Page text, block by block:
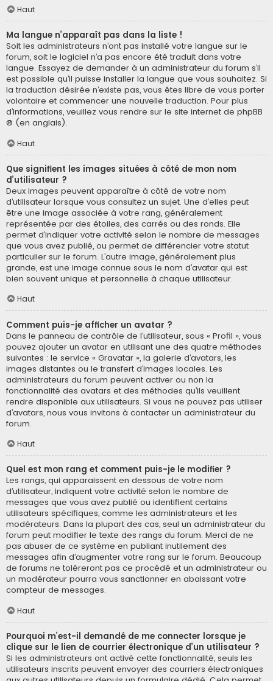
Haut
Ma langue n’apparaît pas dans la liste !
Soit les administrateurs n’ont pas installé votre langue sur le
forum, soit le logiciel n’a pas encore été traduit dans votre
langue. Essayez de demander à un administrateur du forum s’il
est possible qu’il puisse installer la langue que vous souhaitez. Si
la traduction désirée n’existe pas, vous êtes libre de vous porter
volontaire et commencer une nouvelle traduction. Pour plus
d’informations, veuillez vous rendre sur le site internet de phpBB
® (en anglais).
Haut
Que signifient les images situées à côté de mon nom
d’utilisateur ?
Deux images peuvent apparaître à côté de votre nom
d’utilisateur lorsque vous consultez un sujet. Une d’elles peut
être une image associée à votre rang, généralement
représentée par des étoiles, des carrés ou des ronds. Elle
permet d’indiquer votre activité selon le nombre de messages
que vous avez publié, ou permet de différencier votre statut
particulier sur le forum. L’autre image, généralement plus
grande, est une image connue sous le nom d’avatar qui est
bien souvent unique et personnelle à chaque utilisateur.
Haut
Comment puis-je afficher un avatar ?
Dans le panneau de contrôle de l’utilisateur, sous « Profil », vous
pouvez ajouter un avatar en utilisant une des quatre méthodes
suivantes : le service « Gravatar », la galerie d’avatars, les
images distantes ou le transfert d’images locales. Les
administrateurs du forum peuvent activer ou non la
fonctionnalité des avatars et des méthodes qu’ils veuillent
rendre disponible aux utilisateurs. Si vous ne pouvez pas utiliser
d’avatars, nous vous invitons à contacter un administrateur du
forum.
Haut
Quel est mon rang et comment puis-je le modifier ?
Les rangs, qui apparaissent en dessous de votre nom
d’utilisateur, indiquent votre activité selon le nombre de
messages que vous avez publié ou identifient certains
utilisateurs spécifiques, comme les administrateurs et les
modérateurs. Dans la plupart des cas, seul un administrateur du
forum peut modifier le texte des rangs du forum. Merci de ne
pas abuser de ce système en publiant inutilement des
messages afin d’augmenter votre rang sur le forum. Beaucoup
de forums ne toléreront pas ce procédé et un administrateur ou
un modérateur pourra vous sanctionner en abaissant votre
compteur de messages.
Haut
Pourquoi m’est-il demandé de me connecter lorsque je
clique sur le lien de courrier électronique d’un utilisateur ?
Si les administrateurs ont activé cette fonctionnalité, seuls les
utilisateurs inscrits peuvent envoyer des courriers électroniques